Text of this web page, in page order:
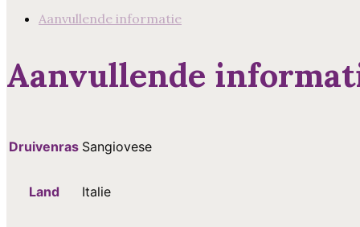
aantalAanvullende informatie
Aanvullende
Druivenras Sangiovese
Land Italie